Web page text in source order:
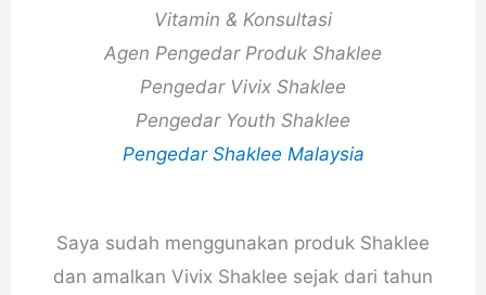
Vitamin & Konsultasi
Agen Pengedar Produk Shaklee
Pengedar Vivix Shaklee
Pengedar Youth Shaklee
Pengedar Shaklee Malaysia
Saya sudah menggunakan produk Shaklee
dan amalkan Vivix Shaklee sejak dari tahun